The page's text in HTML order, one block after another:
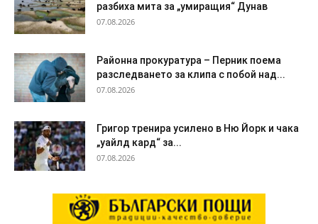
разбиха мита за „умиращия“ Дунав
07.08.2026
Районна прокуратура – Перник поема
разследването за клипа с побой над...
07.08.2026
Григор тренира усилено в Ню Йорк и чака
„уайлд кард“ за...
07.08.2026